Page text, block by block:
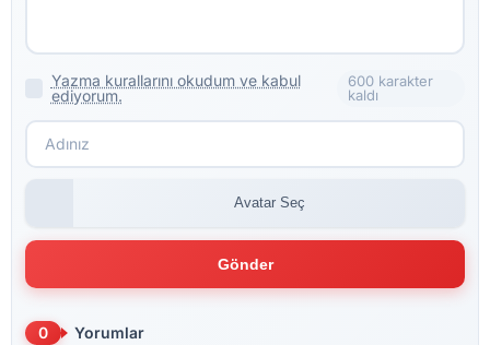
Yazma kurallarını okudum ve kabul
ediyorum.
600 karakter
kaldı
Avatar Seç
Gönder
0 Yorumlar